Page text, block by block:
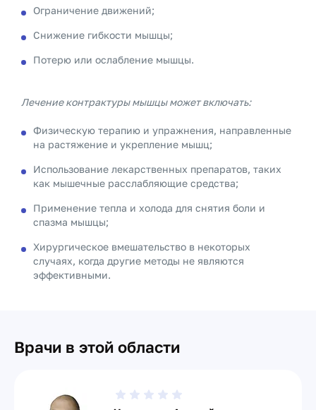
Ограничение движений;
Снижение гибкости мышцы;
Потерю или ослабление мышцы.
Лечение контрактуры мышцы может включать:
Физическую терапию и упражнения, направленные
на растяжение и укрепление мышц;
Использование лекарственных препаратов, таких
как мышечные расслабляющие средства;
Применение тепла и холода для снятия боли и
спазма мышцы;
Хирургическое вмешательство в некоторых
случаях, когда другие методы не являются
эффективными.
Врачи в этой области